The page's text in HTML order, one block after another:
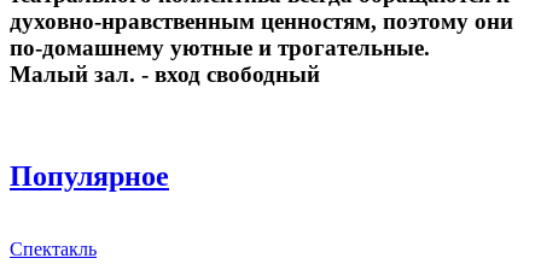
духовно-нравственным ценностям, поэтому они
по-домашнему уютные и трогательные.
Малый зал. - вход свободный
Популярное
Спектакль